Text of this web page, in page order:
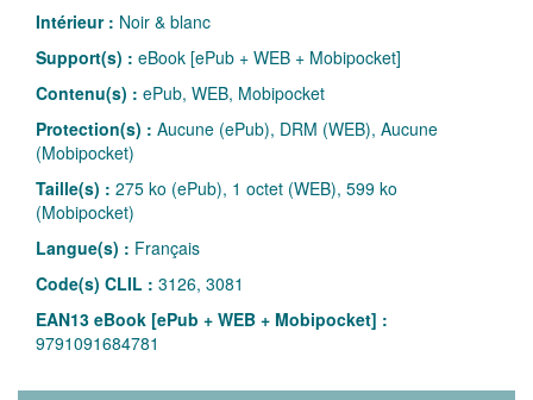
Intérieur : Noir & blanc
Support(s) : eBook [ePub + WEB + Mobipocket]
Contenu(s) : ePub, WEB, Mobipocket
Protection(s) : Aucune (ePub), DRM (WEB), Aucune
(Mobipocket)
Taille(s) : 275 ko (ePub), 1 octet (WEB), 599 ko
(Mobipocket)
Langue(s) : Français
Code(s) CLIL : 3126, 3081
EAN13 eBook [ePub + WEB + Mobipocket] :
9791091684781